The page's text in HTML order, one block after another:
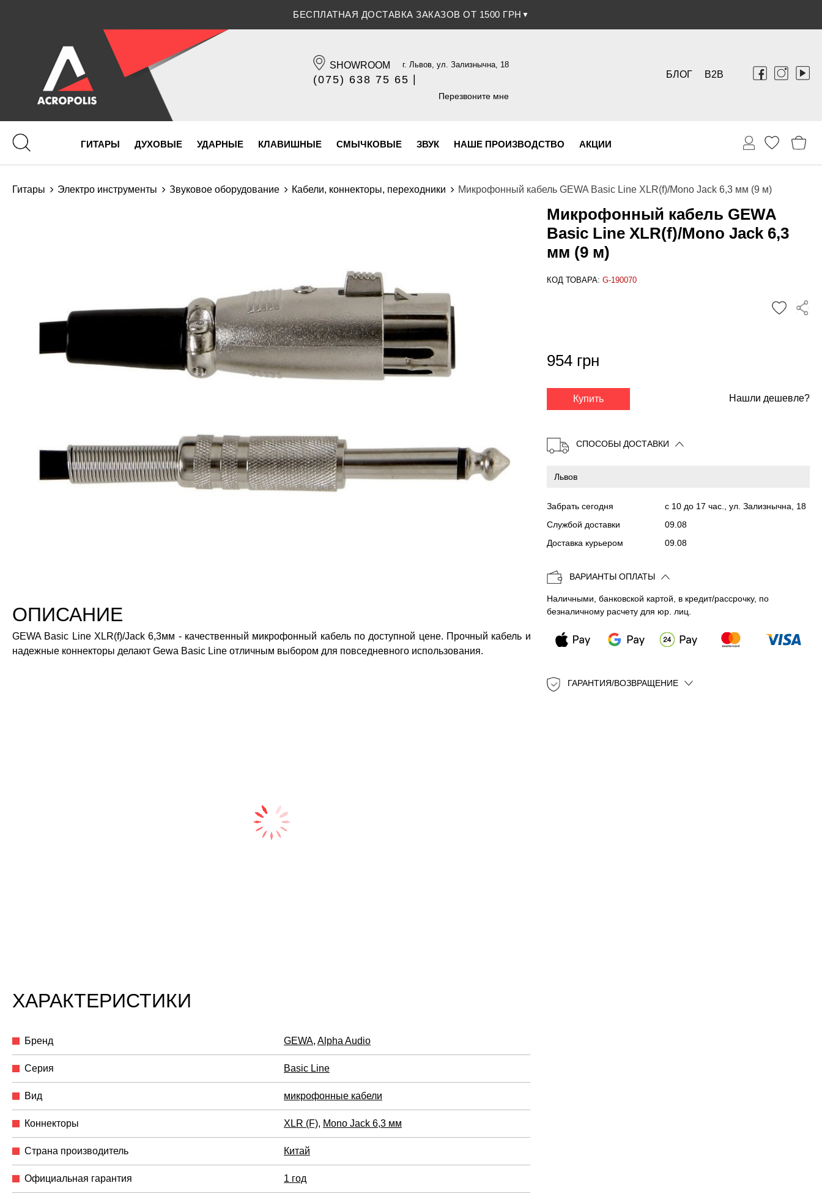
СКИДКА 5% ПРИ ОПЛАТЕ БАНКОВСКОЙ КАРТОЧКОЙ
SHOWROOM г. Львов, ул. Зализнычна, 18
(075) 638 75 65
(096) 609 84 32
Перезвоните мне
B2B
БЛОГ
ГИТАРЫ ДУХОВЫЕ УДАРНЫЕ КЛАВИШНЫЕ СМЫЧКОВЫЕ ЗВУК НАШЕ ПРОИЗВОДСТВО АКЦИИ
Гитары Электро инструменты Звуковое оборудование Кабели, коннекторы, переходники Микрофонный кабель GEWA Basic Line XLR(f)/Mono Jack 6,3 мм (9 м)
Микрофонный кабель GEWA
Basic Line XLR(f)/Mono Jack 6,3
мм (9 м)
КОД ТОВАРА: G-190070
954 грн
Купить Нашли дешевле?
СПОСОБЫ ДОСТАВКИ
Забрать сегодня
с 10 до 17 час., ул. Зализнычна, 18
Службой доставки
09.08
Доставка курьером
09.08
ВАРИАНТЫ ОПЛАТЫ
Наличными, банковской картой, в кредит/рассрочку, по
безналичному расчету для юр. лиц.
ГАРАНТИЯ/ВОЗВРАЩЕНИЕ
ОПИСАНИЕ
GEWA Basic Line XLR(f)/Jack 6,3мм - качественный микрофонный кабель по доступной цене. Прочный кабель и
надежные коннекторы делают Gewa Basic Line отличным выбором для повседневного использования.
ХАРАКТЕРИСТИКИ
Бренд GEWA, Alpha Audio
Серия Basic Line
Вид микрофонные кабели
Коннекторы XLR (F), Mono Jack 6,3 мм
Страна производитель Китай
Официальная гарантия 1 год